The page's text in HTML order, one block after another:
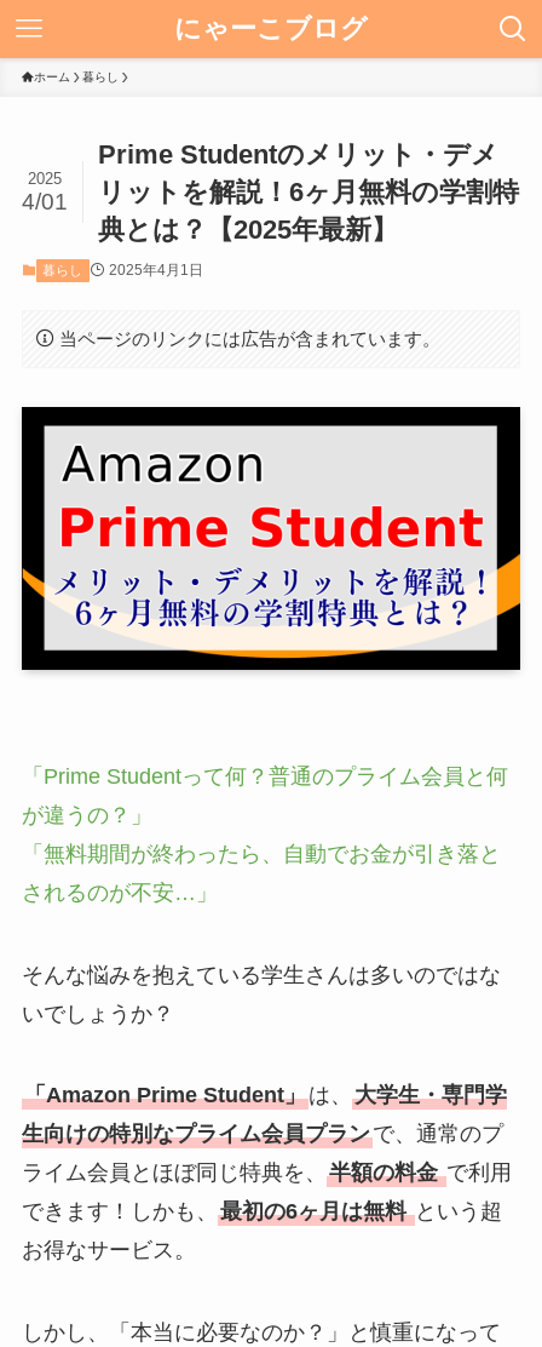
にゃーこブログ
ホーム 暮らし
Prime Studentのメリット・デメ
リットを解説！6ヶ月無料の学割特
典とは？【2025年最新】
2025
4/01
暮らし 2025年4月1日
当ページのリンクには広告が含まれています。
「Prime Studentって何？普通のプライム会員と何
が違うの？」
「無料期間が終わったら、自動でお金が引き落と
されるのが不安…」
そんな悩みを抱えている学生さんは多いのではな
いでしょうか？
「Amazon Prime Student」は、 大学生・専門学
生向けの特別なプライム会員プランで、通常のプ
ライム会員とほぼ同じ特典を、 半額の料金 で利用
できます！しかも、 最初の6ヶ月は無料 という超
お得なサービス。
しかし、「本当に必要なのか？」と慎重になって